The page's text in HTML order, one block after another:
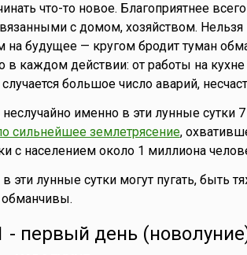
что-то новое. Благоприятнее
с домом, хозяйством.
на будущее — кругом бродит туман
в каждом действии: от работы на
случается большое число аварий,
неслучайно именно в эти лунные сутки
сильнейшее землетрясение,
с населением около 1 миллиона
эти лунные сутки могут пугать, быть
обманчивы.
- первый день